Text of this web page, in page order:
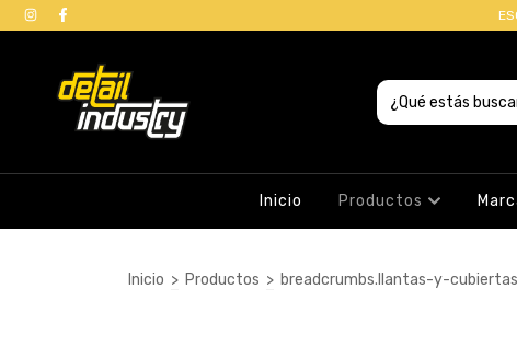
Inicio Productos
Inicio > Productos > breadcrumbs.llantas-y-cubiertas